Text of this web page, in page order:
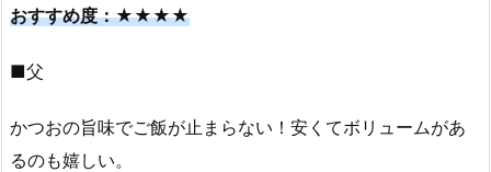
おすすめ度：★★★★
■父
かつおの旨味でご飯が止まらない！安くてボリュームがあ
るのも嬉しい。